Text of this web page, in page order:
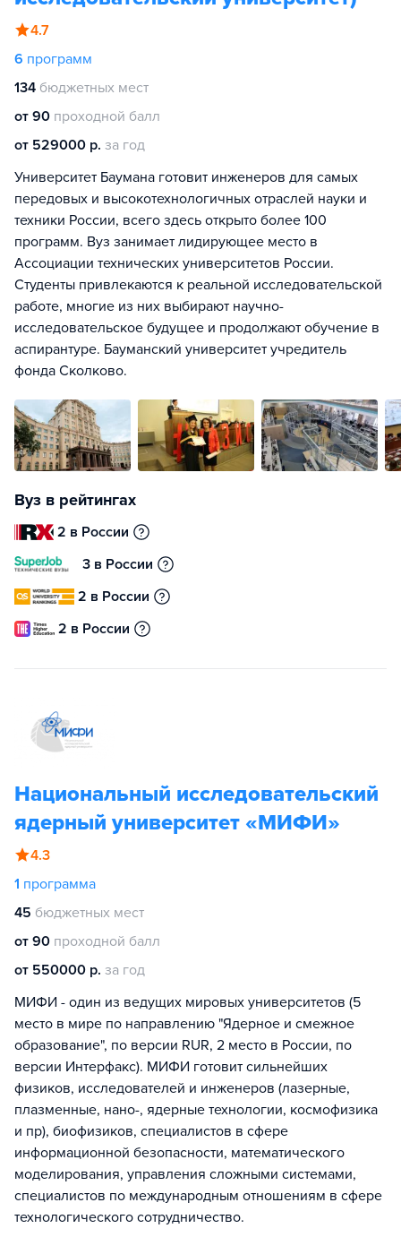
4.7
6 программ
134 бюджетных мест
от 90 проходной балл
от 529000 р. за год
Университет Баумана готовит инженеров для самых
передовых и высокотехнологичных отраслей науки и
техники России, всего здесь открыто более 100
программ. Вуз занимает лидирующее место в
Ассоциации технических университетов России.
Студенты привлекаются к реальной исследовательской
работе, многие из них выбирают научно-
исследовательское будущее и продолжают обучение в
аспирантуре. Бауманский университет учредитель
фонда Сколково.
Вуз в рейтингах
2 в России
3 в России
2 в России
2 в России
Национальный исследовательский
ядерный университет «МИФИ»
4.3
1 программа
45 бюджетных мест
от 90 проходной балл
от 550000 р. за год
МИФИ - один из ведущих мировых университетов (5
место в мире по направлению "Ядерное и смежное
образование", по версии RUR, 2 место в России, по
версии Интерфакс). МИФИ готовит сильнейших
физиков, исследователей и инженеров (лазерные,
плазменные, нано-, ядерные технологии, космофизика
и пр), биофизиков, специалистов в сфере
информационной безопасности, математического
моделирования, управления сложными системами,
специалистов по международным отношениям в сфере
технологического сотрудничество.